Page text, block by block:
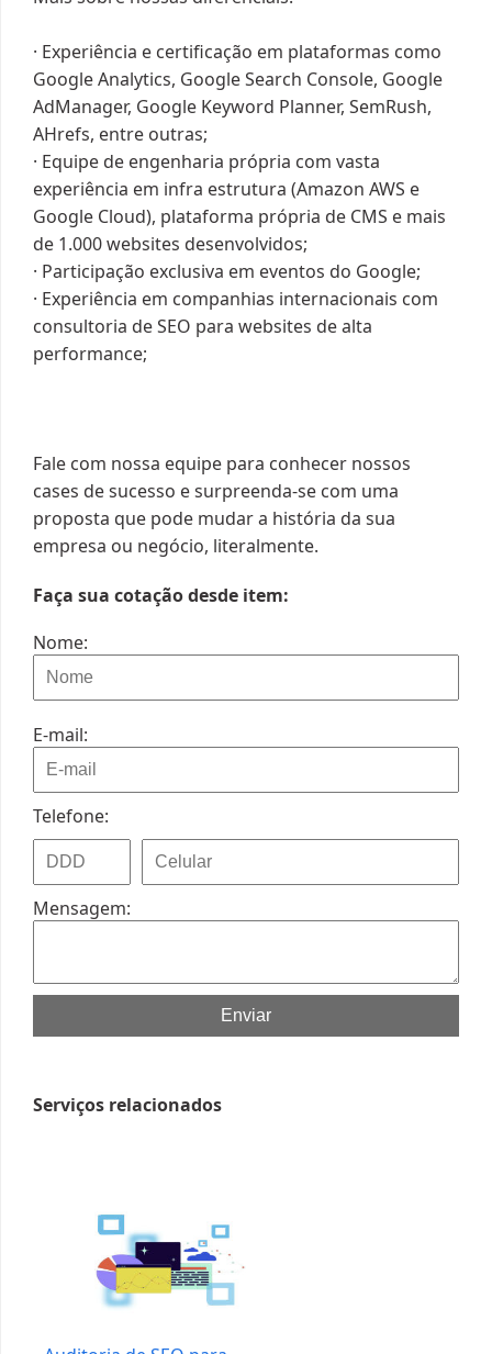
· Experiência e certificação em plataformas como
Google Analytics, Google Search Console, Google
AdManager, Google Keyword Planner, SemRush,
AHrefs, entre outras;
· Equipe de engenharia própria com vasta
experiência em infra estrutura (Amazon AWS e
Google Cloud), plataforma própria de CMS e mais
de 1.000 websites desenvolvidos;
· Participação exclusiva em eventos do Google;
· Experiência em companhias internacionais com
consultoria de SEO para websites de alta
performance;
Fale com nossa equipe para conhecer nossos
cases de sucesso e surpreenda-se com uma
proposta que pode mudar a história da sua
empresa ou negócio, literalmente.
Faça sua cotação desde item:
Nome:
E-mail:
Telefone:
Mensagem:
Enviar
Serviços relacionados